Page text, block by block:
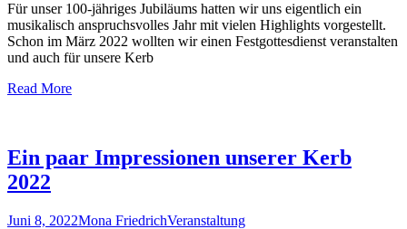
Für unser 100-jähriges Jubiläums hatten wir uns eigentlich ein
musikalisch anspruchsvolles Jahr mit vielen Highlights vorgestellt.
Schon im März 2022 wollten wir einen Festgottesdienst veranstalten
und auch für unsere Kerb
Read More
Ein paar Impressionen unserer Kerb
2022
Juni 8, 2022Mona FriedrichVeranstaltung